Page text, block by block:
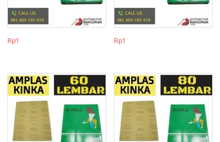
Rp1 Rp1